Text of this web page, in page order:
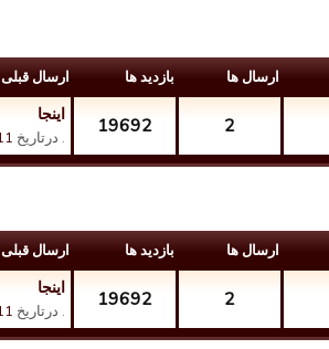
ارسال ها بازدید ها ارسال قبلی
2
19692 اینجا
. درتاریخ
ارسال ها بازدید ها ارسال قبلی
2
19692 اینجا
. درتاریخ